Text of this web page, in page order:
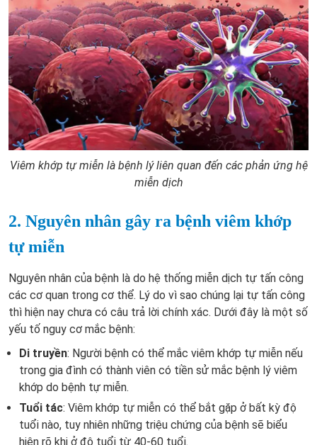
Viêm khớp tự miễn là bệnh lý liên quan đến các phản ứng hệ
miễn dịch
2. Nguyên nhân gây ra bệnh viêm khớp
tự miễn
Nguyên nhân của bệnh là do hệ thống miễn dịch tự tấn công
các cơ quan trong cơ thể. Lý do vì sao chúng lại tự tấn công
thì hiện nay chưa có câu trả lời chính xác. Dưới đây là một số
yếu tố nguy cơ mắc bệnh:
Di truyền: Người bệnh có thể mắc viêm khớp tự miễn nếu
trong gia đình có thành viên có tiền sử mắc bệnh lý viêm
khớp do bệnh tự miễn.
Tuổi tác: Viêm khớp tự miễn có thể bắt gặp ở bất kỳ độ
tuổi nào, tuy nhiên những triệu chứng của bệnh sẽ biểu
hiện rõ khi ở độ tuổi từ 40-60 tuổi.